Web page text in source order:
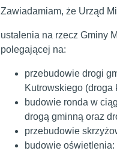
Zawiadamiam, że Urząd
ustalenia na rzecz Gminy
polegającej na:
przebudowie drogi
Kutrowskiego (droga
budowie ronda w
drogą gminną oraz
przebudowie
budowie